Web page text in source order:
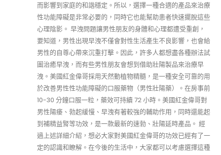
而影響到家庭的和諧穩定。所以，選擇一種合適的產品來治療
性功能障礙是非常必要的，同時它也能幫助患者快速擺脫這些
心理陰影。 早洩問題讓男性朋友的身體和心理都遭受重創，
要知道，男性出現早洩不僅會對性生活產生不良影響，也會給
男性的自尊心帶來沉重打擊。因此，許多人都想盡各種辦法試
圖治癒早洩，而有些男性朋友會想到借助壯陽製品來治療早
洩。美國紅金偉哥採用天然動植物精髓，是一種安全可靠的用
於改善男性性功能障礙的口服藥物（男性壯陽藥）。在房事前
10-30 分鐘口服一粒，藥效可持續 72 小時。美國紅金偉哥對
男性陽痿、勃起緩慢、早洩有著較強的輔助作用，同時還能起
到補精益腎等功效，是一款最新的速勃、壯陽延時產品。 經
過上述詳細介紹，想必大家對美國紅金偉哥的功效已經有了一
定的認識和瞭解。在今後的生活中，大家都可以考慮選擇這種